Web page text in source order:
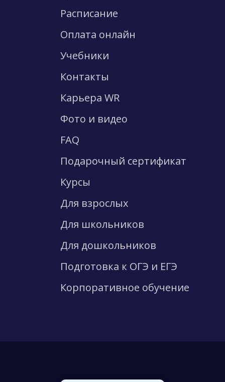
Расписание
Оплата онлайн
Учебники
Контакты
Карьера WR
Фото и видео
FAQ
Подарочный сертификат
Курсы
Для взрослых
Для школьников
Для дошкольников
Подготовка к ОГЭ и ЕГЭ
Корпоративное обучение